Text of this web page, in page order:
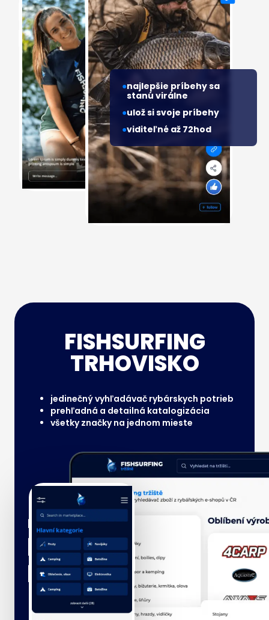
najlepšie príbehy sa
stanú virálne
ulož si svoje príbehy
viditeľné až 72hod
FISHSURFING
TRHOVISKO
jedinečný vyhľadávač rybárskych potrieb
prehľadná a detailná katalogizácia
všetky značky na jednom mieste